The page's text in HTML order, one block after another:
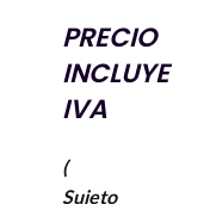
PRECIO
INCLUYE
IVA
(
Sujeto